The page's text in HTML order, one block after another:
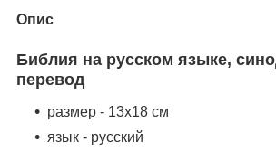
Опис
Библия на русском языке,
перевод
размер - 13х18 см
язык - русский